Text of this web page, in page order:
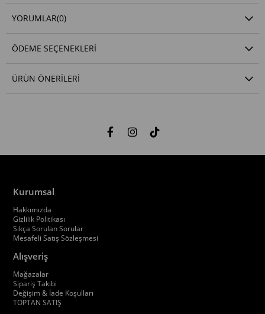
YORUMLAR(0)
ÖDEME SEÇENEKLERI
ÜRÜN ÖNERILERI
Kurumsal
Hakkımızda
Gizlilik Politikası
Sıkça Sorulan Sorular
Mesafeli Satış Sözleşmesi
Alışveriş
Mağazalar
Sipariş Takibi
Değişim & İade Koşulları
TOPTAN SATIŞ